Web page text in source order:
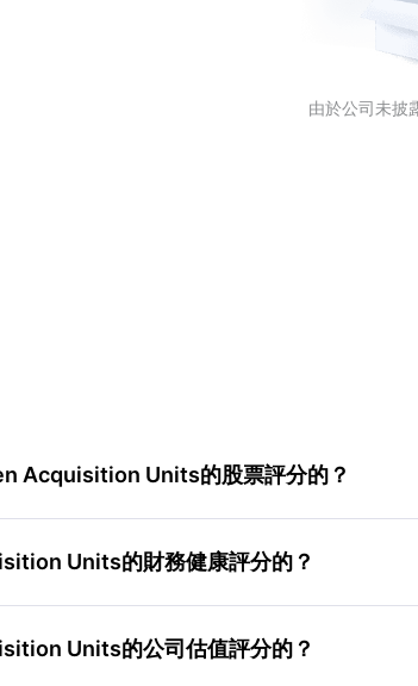
由於公司未披
Acquisition Units的股票評分的？
Units的財務健康評分的？
Units的公司估值評分的？